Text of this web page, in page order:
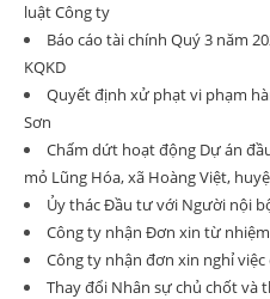
luật Công ty
Báo cáo tài chính Quý 3 năm
KQKD
Quyết định xử phạt vi phạm
Sơn
Chấm dứt hoạt động Dự án
mỏ Lũng Hóa, xã Hoàng Việt,
Ủy thác Đầu tư với Người nội
Công ty nhận Đơn xin từ
Công ty nhận đơn xin nghỉ
Thay đổi Nhân sự chủ chốt và